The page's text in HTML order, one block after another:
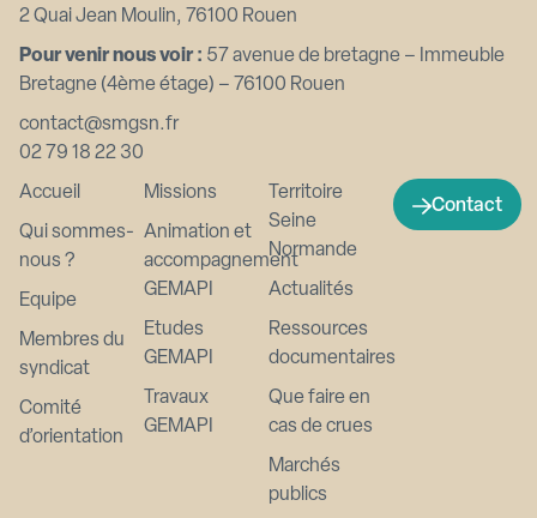
2 Quai Jean Moulin, 76100 Rouen
Pour venir nous voir : 57 avenue de bretagne – Immeuble
Bretagne (4ème étage) – 76100 Rouen
contact@smgsn.fr
02 79 18 22 30
Accueil
Qui sommes-
nous ?
Equipe
Membres du
syndicat
Comité
d’orientation
Missions
Animation et
accompagnement
GEMAPI
Etudes
GEMAPI
Travaux
GEMAPI
Territoire
Seine
Normande
Actualités
Ressources
documentaires
Que faire en
cas de crues
Marchés
publics
Contact